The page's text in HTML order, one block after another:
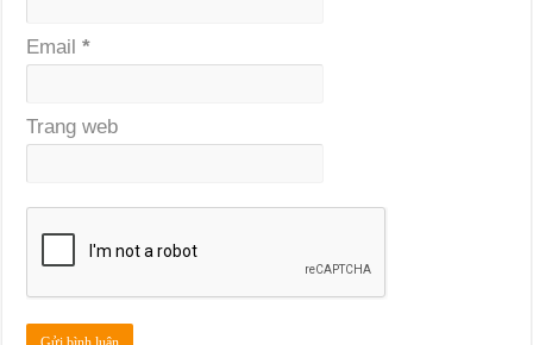
Email*
Trang web